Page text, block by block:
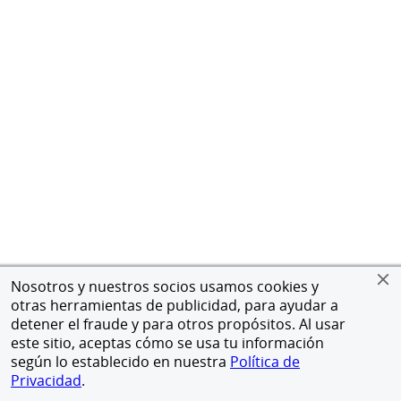
Nosotros y nuestros socios usamos cookies y
otras herramientas de publicidad, para ayudar a
detener el fraude y para otros propósitos. Al usar
este sitio, aceptas cómo se usa tu información
según lo establecido en nuestra Política de
Privacidad.